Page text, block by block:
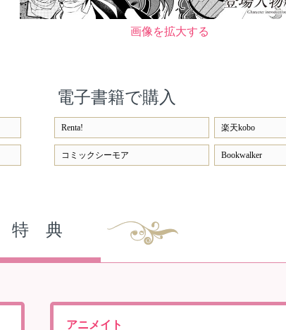
画像を拡大する
電子書籍で購入
Renta! 楽天kobo
コミックシーモア Bookwalker
特 典
アニメイト